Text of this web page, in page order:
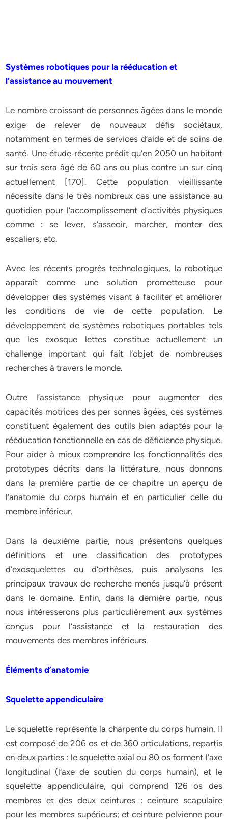
Systèmes robotiques pour la rééducation et
l’assistance au mouvement
Le nombre croissant de personnes âgées dans le monde
exige de relever de nouveaux défis sociétaux,
notamment en termes de services d’aide et de soins de
santé. Une étude récente prédit qu’en 2050 un habitant
sur trois sera âgé de 60 ans ou plus contre un sur cinq
actuellement [170]. Cette population vieillissante
nécessite dans le très nombreux cas une assistance au
quotidien pour l’accomplissement d’activités physiques
comme : se lever, s’asseoir, marcher, monter des
escaliers, etc.
Avec les récents progrès technologiques, la robotique
apparaît comme une solution prometteuse pour
développer des systèmes visant à faciliter et améliorer
les conditions de vie de cette population. Le
développement de systèmes robotiques portables tels
que les exosque lettes constitue actuellement un
challenge important qui fait l’objet de nombreuses
recherches à travers le monde.
Outre l’assistance physique pour augmenter des
capacités motrices des per sonnes âgées, ces systèmes
constituent également des outils bien adaptés pour la
rééducation fonctionnelle en cas de déficience physique.
Pour aider à mieux comprendre les fonctionnalités des
prototypes décrits dans la littérature, nous donnons
dans la première partie de ce chapitre un aperçu de
l’anatomie du corps humain et en particulier celle du
membre inférieur.
Dans la deuxième partie, nous présentons quelques
définitions et une classification des prototypes
d’exosquelettes ou d’orthèses, puis analysons les
principaux travaux de recherche menés jusqu’à présent
dans le domaine. Enfin, dans la dernière partie, nous
nous intéresserons plus particulièrement aux systèmes
conçus pour l’assistance et la restauration des
mouvements des membres inférieurs.
Éléments d’anatomie
Squelette appendiculaire
Le squelette représente la charpente du corps humain. Il
est composé de 206 os et de 360 articulations, repartis
en deux parties : le squelette axial ou 80 os forment l’axe
longitudinal (l’axe de soutien du corps humain), et le
squelette appendiculaire, qui comprend 126 os des
membres et des deux ceintures : ceinture scapulaire
pour les membres supérieurs; et ceinture pelvienne pour